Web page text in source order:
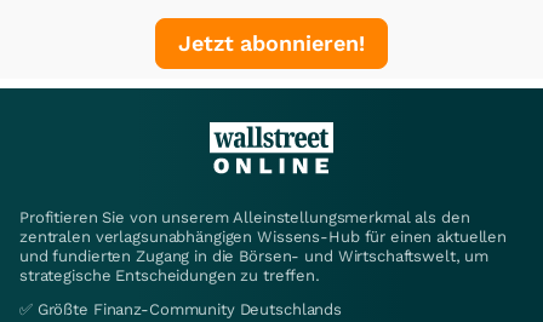
Jetzt abonnieren!
Profitieren Sie von unserem Alleinstellungsmerkmal als den
zentralen verlagsunabhängigen Wissens-Hub für einen aktuellen
und fundierten Zugang in die Börsen- und Wirtschaftswelt, um
strategische Entscheidungen zu treffen.
✅ Größte Finanz-Community Deutschlands